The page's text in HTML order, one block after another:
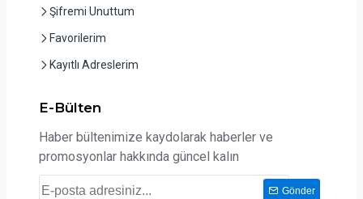
Şifremi Unuttum
Favorilerim
Kayıtlı Adreslerim
E-Bülten
Haber bültenimize kaydolarak haberler ve
promosyonlar hakkında güncel kalın
Gönder